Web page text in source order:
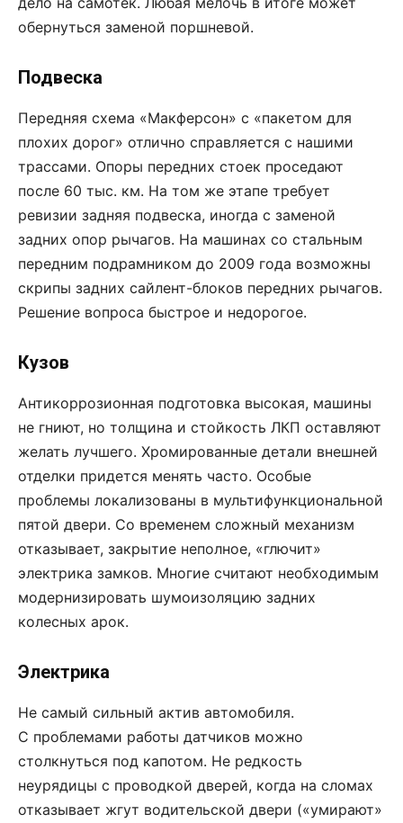
обернуться заменой поршневой.
Подвеска
Передняя схема «Макферсон» с «пакетом для
плохих дорог» отлично справляется с нашими
трассами. Опоры передних стоек проседают
после 60 тыс. км. На том же этапе требует
ревизии задняя подвеска, иногда с заменой
задних опор рычагов. На машинах со стальным
передним подрамником до 2009 года возможны
скрипы задних сайлент-блоков передних рычагов.
Решение вопроса быстрое и недорогое.
Кузов
Антикоррозионная подготовка высокая, машины
не гниют, но толщина и стойкость ЛКП оставляют
желать лучшего. Хромированные детали внешней
отделки придется менять часто. Особые
проблемы локализованы в мульти­функциональной
пятой двери. Со временем сложный механизм
отказывает, закрытие неполное, «глючит»
электрика замков. Многие считают необходимым
модернизировать шумоизоляцию задних
колесных арок.
Электрика
Не самый сильный актив автомобиля.
С проблемами работы датчиков можно
столкнуться под капотом. Не редкость
неурядицы с проводкой дверей, когда на сломах
отказывает жгут водительской двери («умирают»